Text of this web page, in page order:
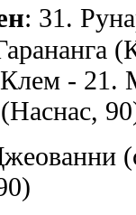
: 31.
- 21.